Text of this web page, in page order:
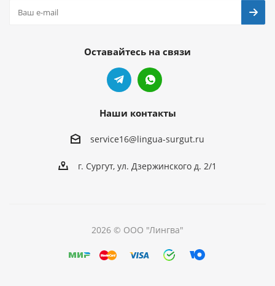
Оставайтесь на связи
Наши контакты
service16@lingua-surgut.ru
г. Сургут, ул. Дзержинского д. 2/1
2026 © ООО "Лингва"